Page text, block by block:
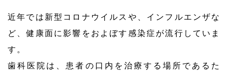
近年では新型コロナウイルスや、インフルエンザな
ど、健康面に影響をおよぼす感染症が流行していま
す。
歯科医院は、患者の口内を治療する場所であるた